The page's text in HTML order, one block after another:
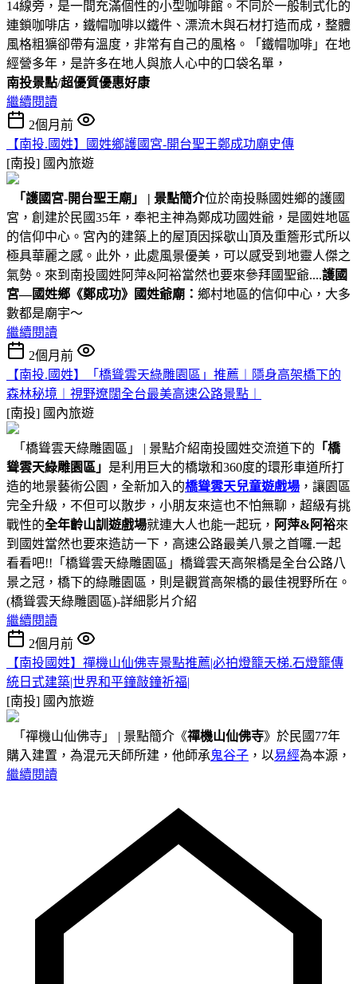
14線旁，是一間充滿個性的小型咖啡館。不同於一般制式化的
連鎖咖啡店，鐵帽咖啡以鐵件、漂流木與石材打造而成，整體
風格粗獷卻帶有溫度，非常有自己的風格。「鐵帽咖啡」在地
經營多年，是許多在地人與旅人心中的口袋名單，
南投景點/超優質優惠好康
繼續閱讀
2個月前
【南投.國姓】國姓鄉護國宮-開台聖王鄭成功廟史傳
[南投] 國內旅遊
「護國宮-開台聖王廟」 | 景點簡介位於南投縣國姓鄉的護國
宮，創建於民國35年，奉祀主神為鄭成功國姓爺，是國姓地區
的信仰中心。宮內的建築上的屋頂因採歇山頂及重簷形式所以
極具華麗之感。此外，此處風景優美，可以感受到地靈人傑之
氣勢。來到南投國姓阿萍&阿裕當然也要來參拜國聖爺....護國
宮—國姓鄉《鄭成功》國姓爺廟： 鄉村地區的信仰中心，大多
數都是廟宇～
繼續閱讀
2個月前
【南投.國姓】「橋聳雲天綠雕園區」推薦︱隱身高架橋下的
森林秘境︱視野遼闊全台最美高速公路景點︱
[南投] 國內旅遊
「橋聳雲天綠雕園區」 | 景點介紹南投國姓交流道下的 「橋
聳雲天綠雕園區」 是利用巨大的橋墩和360度的環形車道所打
造的地景藝術公園，全新加入的橋聳雲天兒童遊戲場 ，讓園區
完全升級，不但可以散步，小朋友來這也不怕無聊，超級有挑
戰性的全年齡山訓遊戲場就連大人也能一起玩， 阿萍&阿裕來
到國姓當然也要來造訪一下，高速公路最美八景之首囉.一起
看看吧!!「橋聳雲天綠雕園區」橋聳雲天高架橋是全台公路八
景之冠，橋下的綠雕園區，則是觀賞高架橋的最佳視野所在。
(橋聳雲天綠雕園區)-詳細影片介紹
繼續閱讀
2個月前
【南投國姓】禪機山仙佛寺景點推薦|必拍燈籠天梯.石燈籠傳
統日式建築|世界和平鐘敲鐘祈福|
[南投] 國內旅遊
「禪機山仙佛寺」 | 景點簡介《禪機山仙佛寺》於民國77年
購入建置，為混元天師所建，他師承鬼谷子 ，以易經為本源，
繼續閱讀